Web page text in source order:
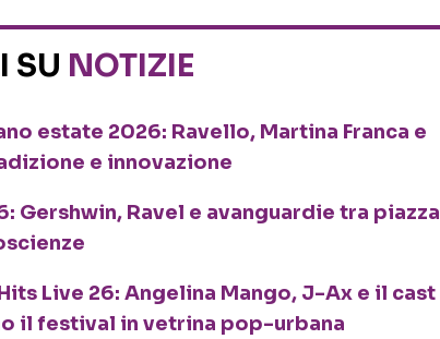
SU NOTIZIE
estate 2026: Ravello, Martina Franca e
e innovazione
Gershwin, Ravel e avanguardie tra piazza
Live 26: Angelina Mango, J-Ax e il cast
il festival in vetrina pop-urbana